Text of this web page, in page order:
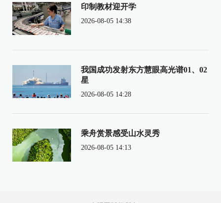
印制教材迎开学
2026-08-05 14:38
我国成功发射东方慧眼高光谱01、02
星
2026-08-05 14:28
乘舟赏景感受山水灵秀
2026-08-05 14:13